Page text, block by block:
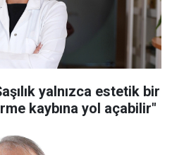
yalnızca estetik bir
kaybına yol açabilir"